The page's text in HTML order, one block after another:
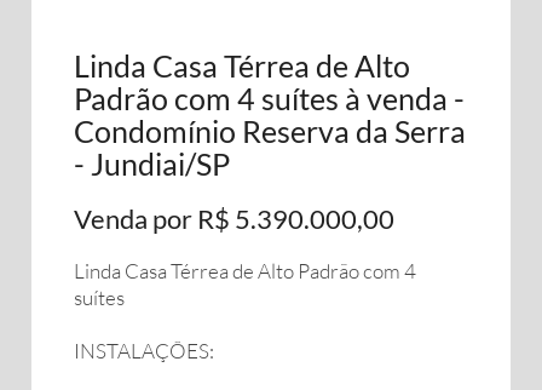
Linda Casa Térrea de Alto
Padrão com 4 suítes à venda -
Condomínio Reserva da Serra
- Jundiai/SP
Venda por R$ 5.390.000,00
Linda Casa Térrea de Alto Padrão com 4
suítes
INSTALAÇÕES: